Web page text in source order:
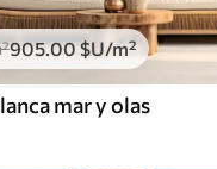
905.00$U/m²
mar y olas